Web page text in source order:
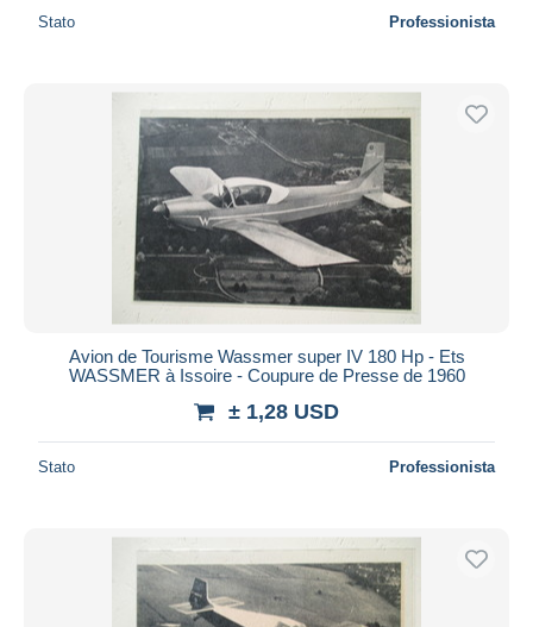
Stato Professionista
Avion de Tourisme Wassmer super IV 180 Hp - Ets
WASSMER à Issoire - Coupure de Presse de 1960
± 1,28 USD
Stato Professionista